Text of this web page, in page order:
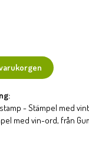
- Stämpel med
med vin-ord, från